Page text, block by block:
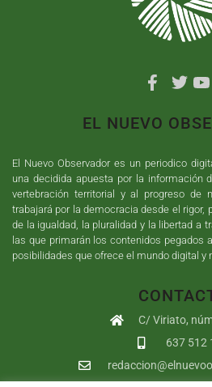
EL NUEVO
El Nuevo Observador es un periodico
una decidida apuesta por la información
vertebración territorial y al progreso de
trabajará por la democracia desde el rigor,
de la igualdad, la pluralidad y la libertad a
las que primarán los contenidos pegados
posibilidades que ofrece el mundo digital y
C/ Viriato,
637 512